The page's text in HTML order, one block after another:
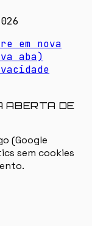
em nova
aba)
ABERTA DE
(Google
sem cookies